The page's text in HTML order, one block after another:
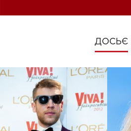
ДОСЬЄ